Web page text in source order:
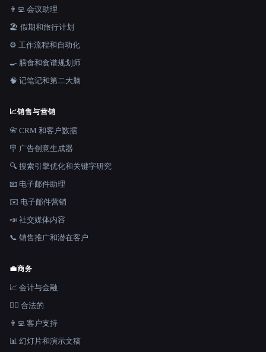
👨‍💻 会议助理
🏖 假期和旅行计划
⚙️ 工作流程和自动化
🍳 膳食和食谱规划师
🧠 记笔记和第二大脑
📈销售与营销
📇 CRM 和客户数据
🪧 广告创意生成器
🔍 搜索引擎优化和关键字研究
📧 电子邮件助理
✉️ 电子邮件营销
📣 社交媒体内容
📞 销售推广和潜在客户
💼商务
📈 会计与金融
👩‍⚖️ 合法的
👨‍💻 客户支持
📊 幻灯片和演示文稿